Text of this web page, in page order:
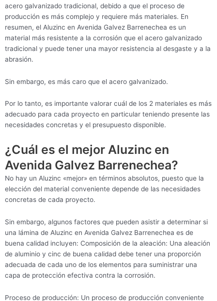
acero galvanizado tradicional, debido a que el proceso de
producción es más complejo y requiere más materiales. En
resumen, el Aluzinc en Avenida Galvez Barrenechea es un
material más resistente a la corrosión que el acero galvanizado
tradicional y puede tener una mayor resistencia al desgaste y a la
abrasión.
Sin embargo, es más caro que el acero galvanizado.
Por lo tanto, es importante valorar cuál de los 2 materiales es más
adecuado para cada proyecto en particular teniendo presente las
necesidades concretas y el presupuesto disponible.
¿Cuál es el mejor Aluzinc en
Avenida Galvez Barrenechea?
No hay un Aluzinc «mejor» en términos absolutos, puesto que la
elección del material conveniente depende de las necesidades
concretas de cada proyecto.
Sin embargo, algunos factores que pueden asistir a determinar si
una lámina de Aluzinc en Avenida Galvez Barrenechea es de
buena calidad incluyen: Composición de la aleación: Una aleación
de aluminio y cinc de buena calidad debe tener una proporción
adecuada de cada uno de los elementos para suministrar una
capa de protección efectiva contra la corrosión.
Proceso de producción: Un proceso de producción conveniente